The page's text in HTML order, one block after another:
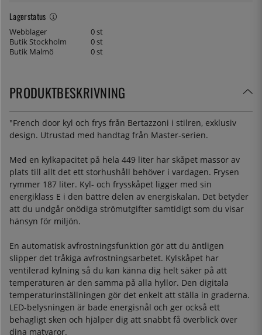
Lagerstatus
Webblager
0 st
Butik Stockholm
0 st
Butik Malmö
0 st
PRODUKTBESKRIVNING
"French door kyl och frys från Bertazzoni i stilren, exklusiv
design. Utrustad med handtag från Master-serien.
Med en kylkapacitet på hela 449 liter har skåpet massor av
plats till allt det ett storhushåll behöver i vardagen. Frysen
rymmer 187 liter. Kyl- och frysskåpet ligger med sin
energiklass E i den bättre delen av energiskalan. Det betyder
att du undgår onödiga strömutgifter samtidigt som du visar
hänsyn för miljön.
En automatisk avfrostningsfunktion gör att du äntligen
slipper det tråkiga avfrostningsarbetet. Kylskåpet har
ventilerad kylning så du kan känna dig helt säker på att
temperaturen är den samma på alla hyllor. Den digitala
temperaturinställningen gör det enkelt att ställa in graderna.
LED-belysningen är bade energisnål och ger också ett
behagligt sken och hjälper dig att snabbt få överblick över
dina matvaror.